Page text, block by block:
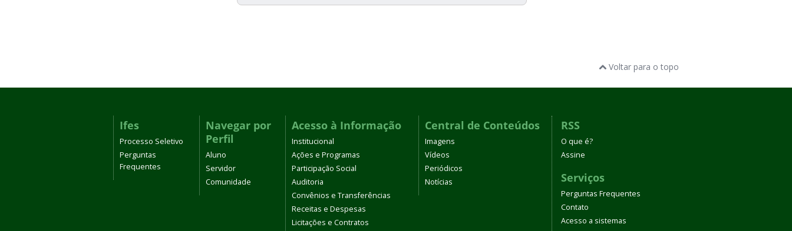
Voltar para o topo
Ifes
Processo Seletivo
Perguntas
Frequentes
Navegar por
Perfil
Aluno
Servidor
Comunidade
Acesso à Informação
Institucional
Ações e Programas
Participação Social
Auditoria
Convênios e Transferências
Receitas e Despesas
Licitações e Contratos
Central de Conteúdos
Imagens
Vídeos
Periódicos
Notícias
RSS
O que é?
Assine
Serviços
Perguntas Frequentes
Contato
Acesso a sistemas